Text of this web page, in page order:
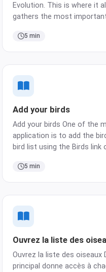
Evolution. This is where it
gathers the most
other part of the app is
5 min
Add your birds
Add your birds One of the
application is to add the
bird list using the Birds
showing all the important
5 min
Ouvrez la liste des
Ouvrez la liste des oiseaux
principal donne accès à